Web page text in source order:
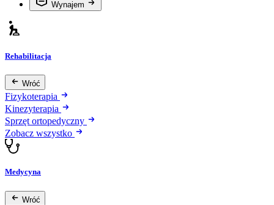
Wynajem
Rehabilitacja
Wróć
Fizykoterapia
Kinezyterapia
Sprzęt ortopedyczny
Zobacz wszystko
Medycyna
Wróć